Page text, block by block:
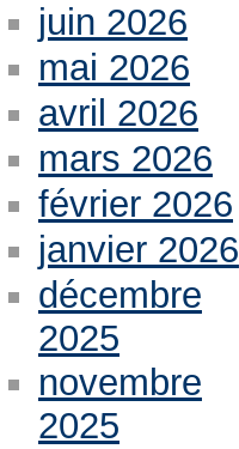
juin 2026
mai 2026
avril 2026
mars 2026
février 2026
janvier 2026
décembre
2025
novembre
2025